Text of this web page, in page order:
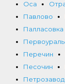
Оса
Павлово
Палласовка
Перечин
Песочин